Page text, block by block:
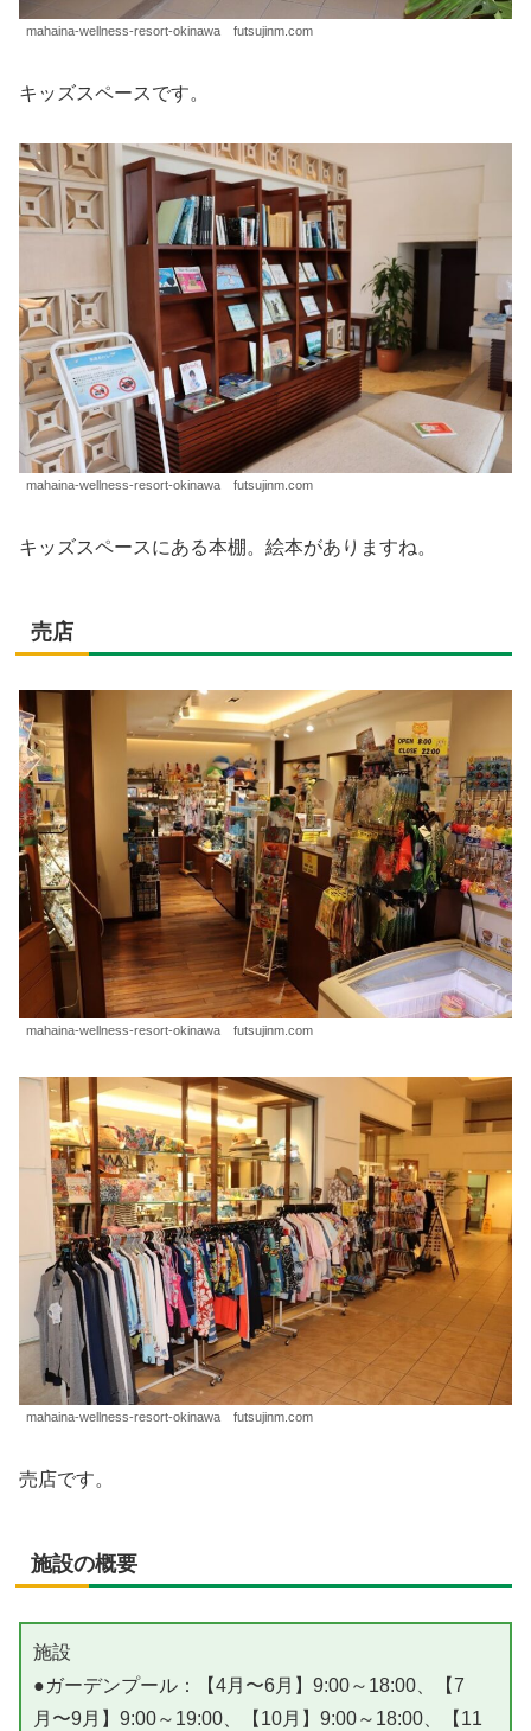
mahaina-wellness-resort-okinawa futsujinm.com
キッズスペースです。
mahaina-wellness-resort-okinawa futsujinm.com
キッズスペースにある本棚。絵本がありますね。
売店
mahaina-wellness-resort-okinawa futsujinm.com
mahaina-wellness-resort-okinawa futsujinm.com
売店です。
施設の概要
施設
●ガーデンプール：【4月〜6月】9:00～18:00、【7
月〜9月】9:00～19:00、【10月】9:00～18:00、【11